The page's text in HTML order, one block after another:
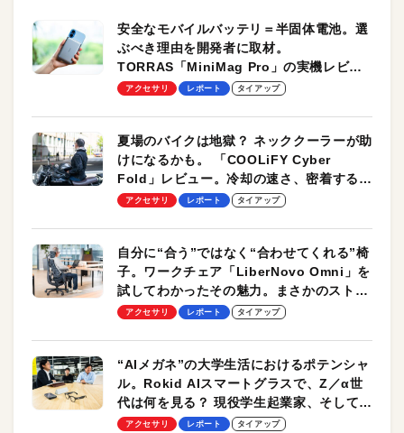
安全なモバイルバッテリ＝半固体電池。選
ぶべき理由を開発者に取材。
TORRAS「MiniMag Pro」の実機レビュ
ーも
アクセサリ レポート タイアップ
夏場のバイクは地獄？ ネッククーラーが助
けになるかも。 「COOLiFY Cyber
Fold」レビュー。冷却の速さ、密着する冷
却プレート、シンプルな操作性がグッド！
アクセサリ レポート タイアップ
自分に“合う”ではなく“合わせてくれる”椅
子。ワークチェア「LiberNovo Omni」を
試してわかったその魅力。まさかのストレ
ッチ機能も搭載
アクセサリ レポート タイアップ
“AIメガネ”の大学生活におけるポテンシャ
ル。Rokid AIスマートグラスで、Z／α世
代は何を見る？ 現役学生起業家、そして教
授による体験会レポート【PR】
アクセサリ レポート タイアップ